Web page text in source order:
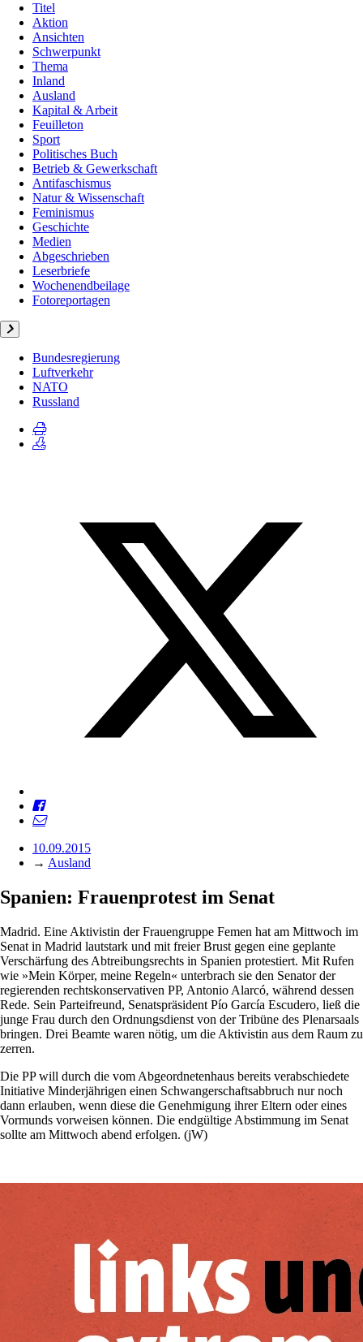
Titel
Aktion
Ansichten
Schwerpunkt
Thema
Inland
Ausland
Kapital & Arbeit
Feuilleton
Sport
Politisches Buch
Betrieb & Gewerkschaft
Antifaschismus
Natur & Wissenschaft
Feminismus
Geschichte
Medien
Abgeschrieben
Leserbriefe
Wochenendbeilage
Fotoreportagen
Bundesregierung
Luftverkehr
NATO
Russland
10.09.2015
→ Ausland
Spanien: Frauenprotest im Senat
Madrid. Eine Aktivistin der Frauengruppe Femen hat am Mittwoch im
Senat in Madrid lautstark und mit freier Brust gegen eine geplante
Verschärfung des Abtreibungsrechts in Spanien protestiert. Mit Rufen
wie »Mein Körper, meine Regeln« unterbrach sie den Senator der
regierenden rechtskonservativen PP, Antonio Alarcó, während dessen
Rede. Sein Parteifreund, Senatspräsident Pío García Escudero, ließ die
junge Frau durch den Ordnungsdienst von der Tribüne des Plenarsaals
bringen. Drei Beamte waren nötig, um die Aktivistin aus dem Raum zu
zerren.
Die PP will durch die vom Abgeordnetenhaus bereits verabschiedete
Initiative Minderjährigen einen Schwangerschaftsabbruch nur noch
dann erlauben, wenn diese die Genehmigung ihrer Eltern oder eines
Vormunds vorweisen können. Die endgültige Abstimmung im Senat
sollte am Mittwoch abend erfolgen. (jW)